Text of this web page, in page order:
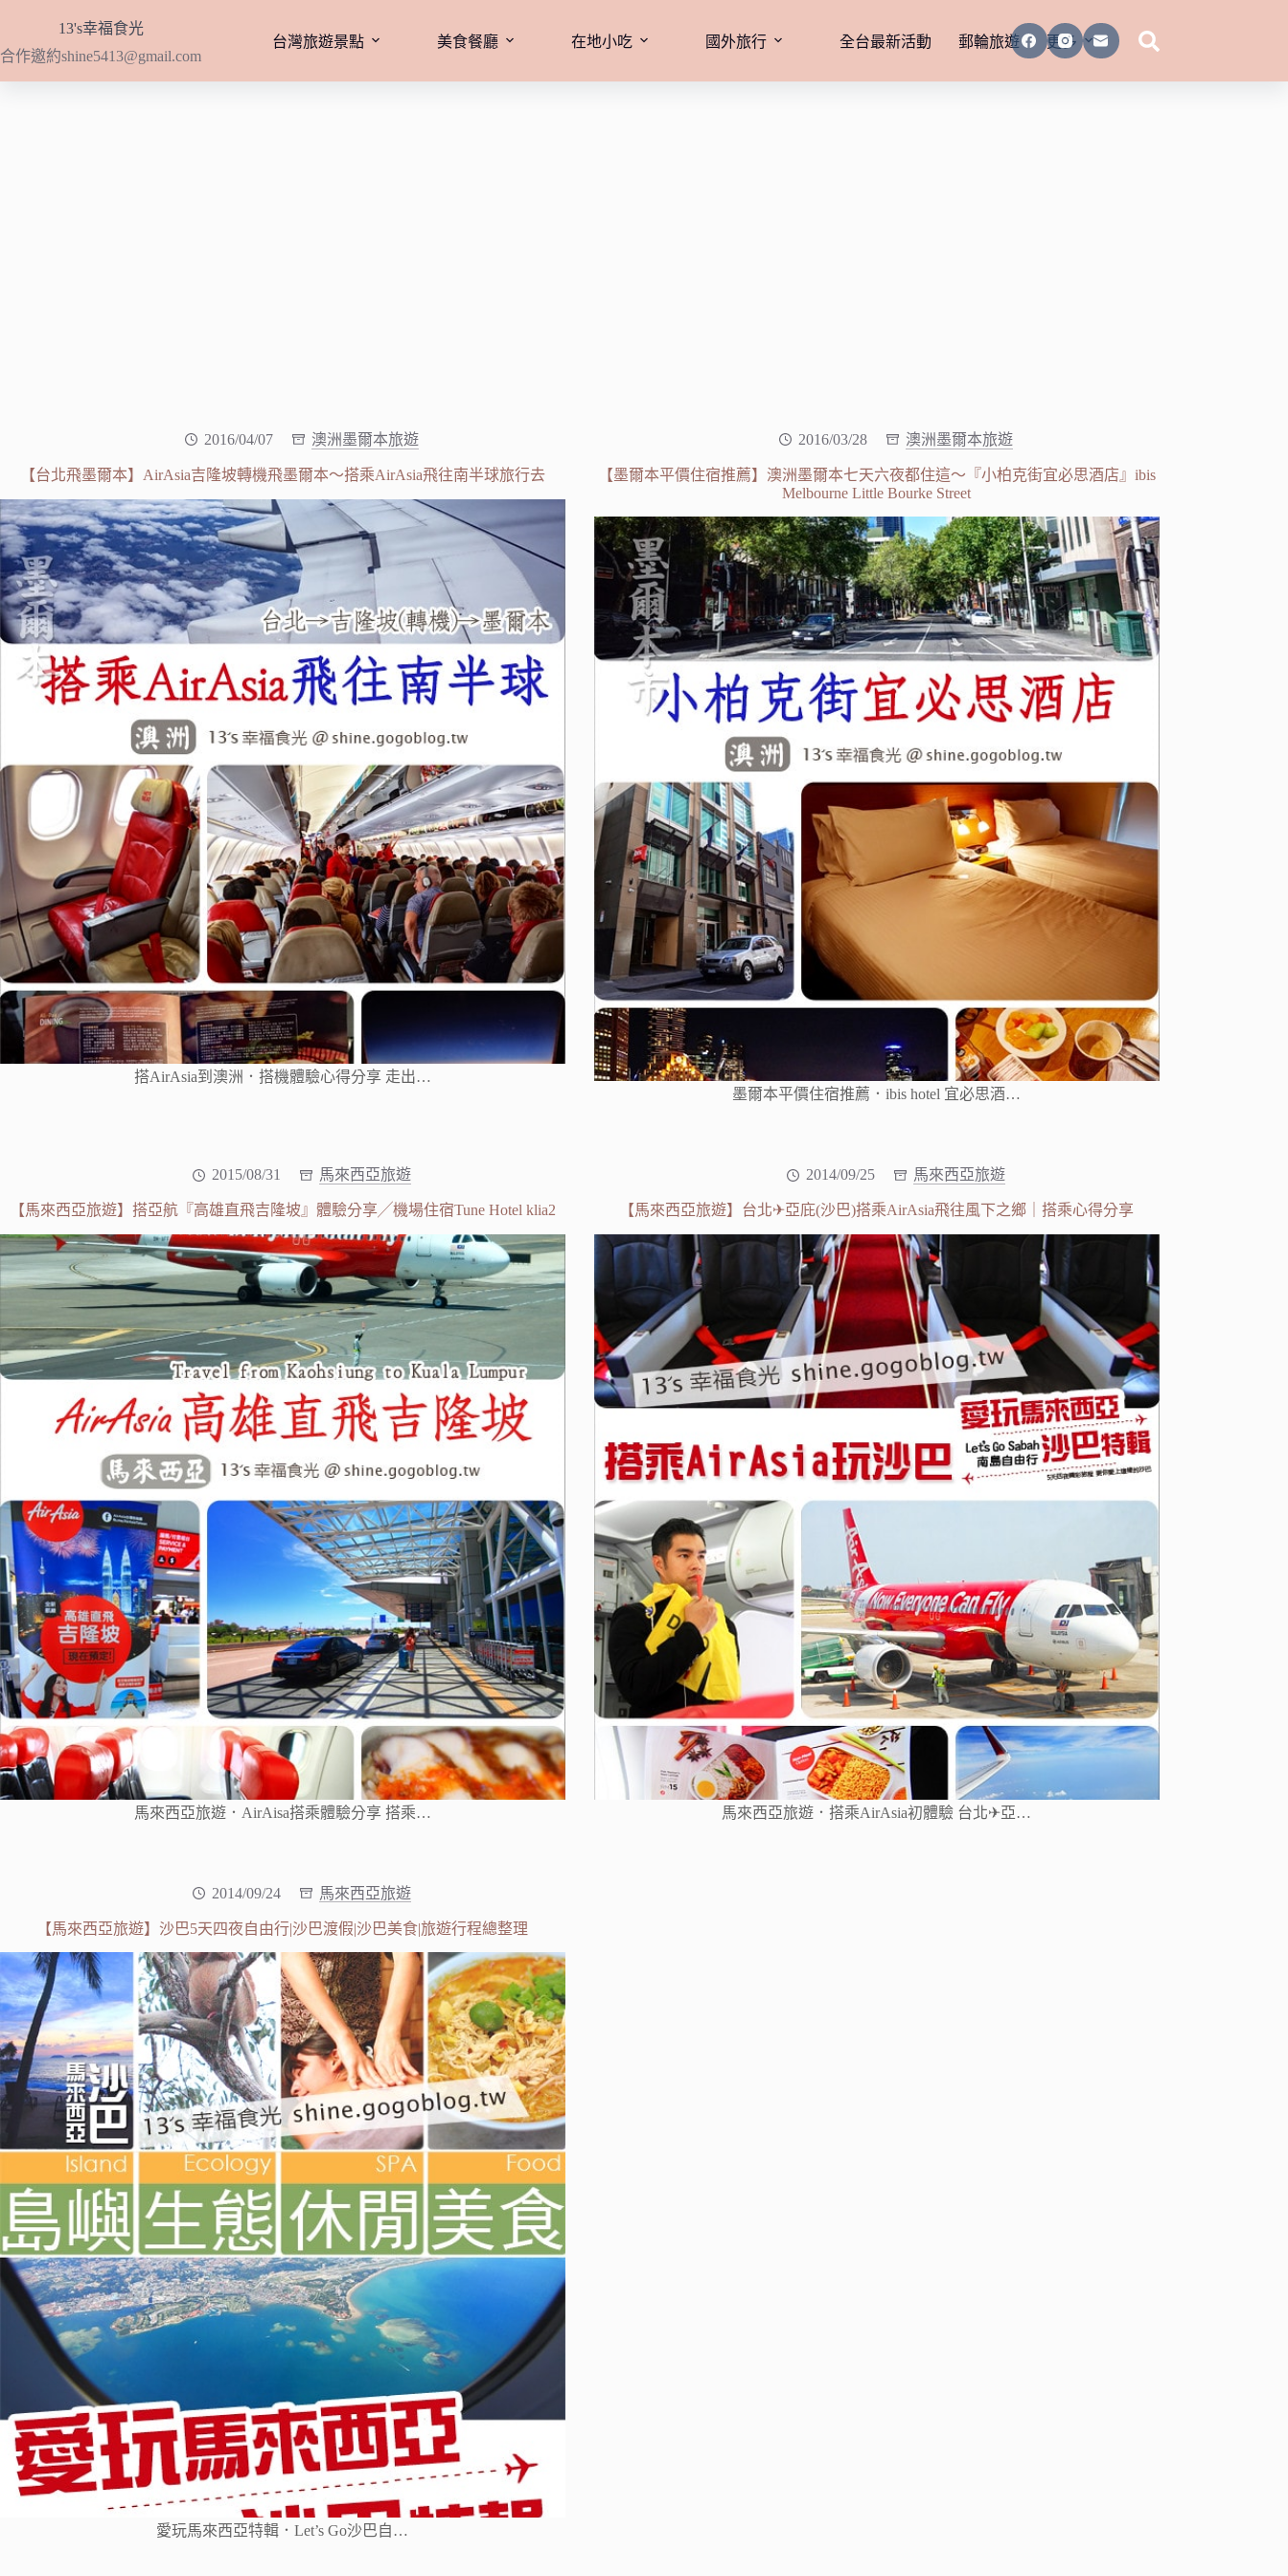
主
要
13's幸福食光
合作邀約shine5413@gmail.com
台灣旅遊景點 美食餐廳 在地小吃 國外旅行 全台最新活動 郵輪旅遊 更多
2016/04/07 澳洲墨爾本旅遊
【台北飛墨爾本】AirAsia吉隆坡轉機飛墨爾本～搭乘AirAsia飛往南半球旅行去
搭AirAsia到澳洲．搭機體驗心得分享 走出…
2016/03/28 澳洲墨爾本旅遊
【墨爾本平價住宿推薦】澳洲墨爾本七天六夜都住這～『小柏克街宜必思酒店』ibis
Melbourne Little Bourke Street
墨爾本平價住宿推薦．ibis hotel 宜必思酒…
2015/08/31 馬來西亞旅遊
【馬來西亞旅遊】搭亞航『高雄直飛吉隆坡』體驗分享╱機場住宿Tune Hotel klia2
馬來西亞旅遊．AirAisa搭乘體驗分享 搭乘…
2014/09/25 馬來西亞旅遊
【馬來西亞旅遊】台北✈亞庇(沙巴)搭乘AirAsia飛往風下之鄉｜搭乘心得分享
馬來西亞旅遊．搭乘AirAsia初體驗 台北✈亞…
2014/09/24 馬來西亞旅遊
【馬來西亞旅遊】沙巴5天四夜自由行|沙巴渡假|沙巴美食|旅遊行程總整理
愛玩馬來西亞特輯．Let’s Go沙巴自…